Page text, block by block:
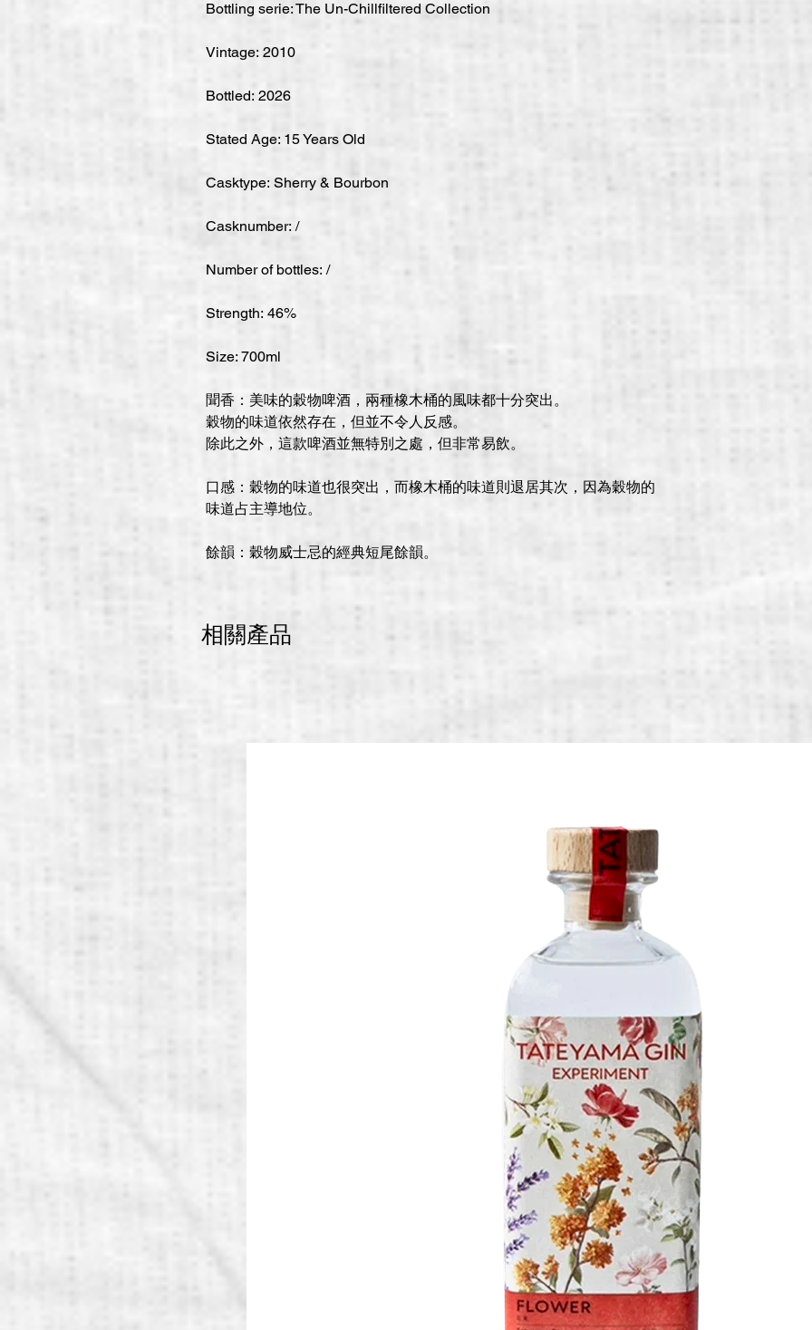
Bottling serie: The Un-Chillfiltered Collection
Vintage: 2010
Bottled: 2026
Stated Age: 15 Years Old
Casktype: Sherry & Bourbon
Casknumber: /
Number of bottles: /
Strength: 46%
Size: 700ml
聞香： 美味的穀物啤酒，兩種橡木桶的風味都十分突出。
穀物的味道依然存在，但並不令人反感。
除此之外，這款啤酒並無特別之處，但非常易飲。
口感： 穀物的味道也很突出，而橡木桶的味道則退居其次，因為穀物的
味道占主導地位。
餘韻： 穀物威士忌的經典短尾餘韻。
相關產品